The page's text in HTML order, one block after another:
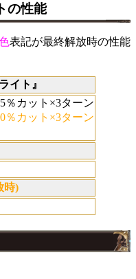
の性能
表記が最終解放時の性能
イト』
％カット×3ターン
％カット×3ターン
時)